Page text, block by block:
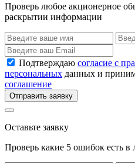
Проверь любое акционерное
раскрытии информации
Подтверждаю согласие с
персональных данных и
соглашение
Отправить заявку
Оставьте заявку
Проверь какие 5 ошибок есть